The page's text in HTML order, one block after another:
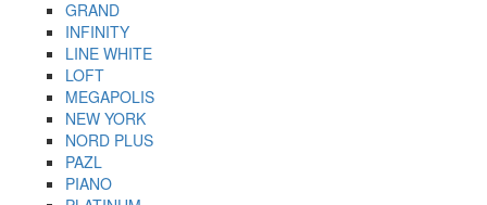
GRAND
INFINITY
LINE WHITE
LOFT
MEGAPOLIS
NEW YORK
NORD PLUS
PAZL
PIANO